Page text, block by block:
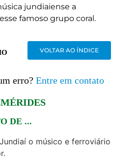
jundiaiense a
famoso grupo coral.
VOLTAR AO ÍNDICE
erro? Entre em contato
DE ...
o músico e ferroviário